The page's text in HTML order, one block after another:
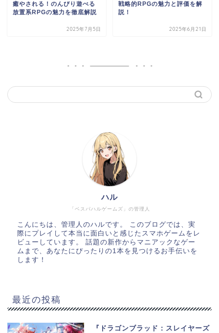
癒やされる！のんびり遊べる
放置系RPGの魅力を徹底解説
2025年7月5日
戦略的RPGの魅力と評価を解
説！
2025年6月21日
「ベスパハルゲームズ」の管理人
ハル
こんにちは、管理人のハルです。 このブログでは、実
際にプレイして本当に面白いと感じたスマホゲームをレ
ビューしています。 話題の新作からマニアックなゲー
ムまで、あなたにぴったりの1本を見つけるお手伝いを
します！
最近の投稿
『ドラゴンブラッド：スレイヤーズ